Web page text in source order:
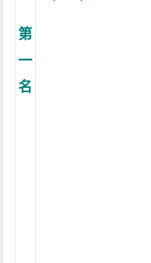
第
一
名